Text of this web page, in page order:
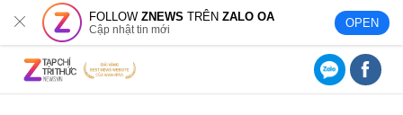
FOLLOWZNEWS TRÊNZALO OA
Cập nhật tin mới OPEN